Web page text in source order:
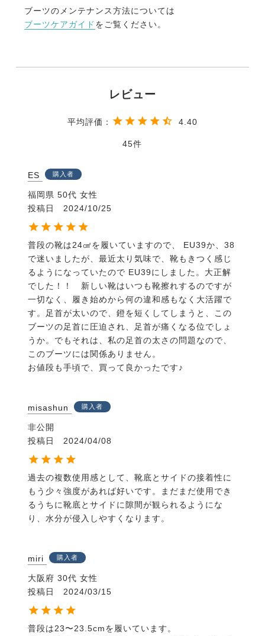
ブーツのメンテナンス方法については
ブーツケアガイド をご覧ください。
4.40
45
ES 購入者
福岡県 50代 女性
投稿日
2024/10/25
普段の靴は24㎠を履いていますので、 EU39か、38
で迷いましたが、最近太り気味で、靴もきつく感じ
るようになっていたので EU39にしました。大正解
でした！！　新しい靴はいつも靴擦れするのですが
一切なく、履き始めから何の違和感もなく大活躍で
す。足首が太いので、鐙を短くしてしまうと、この
ブーツの足首に圧迫され、足首が痛くなる位でしょ
うか。でもそれは、私の足首の太さの問題なので、
このブーツには関係ありません。
お値段も手頃で、買って良かったです♪
misashun 購入者
非公開
投稿日
2024/04/08
過去の複数使用感として、靴底とサイドの接着性に
もう少々強度があれば好いです。まだまだ使用でき
るうちに靴底とサイドに隙間が観られるようにな
り、水分が侵入しやすくなります。
miri 購入者
大阪府 30代 女性
投稿日
2024/03/15
普段は23〜23.5cmを履いています。